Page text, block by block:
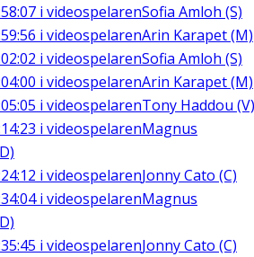
i videospelarenSofia Amloh (S)
i videospelarenArin Karapet (M)
i videospelarenSofia Amloh (S)
i videospelarenArin Karapet (M)
i videospelarenTony Haddou (V)
i videospelarenMagnus
i videospelarenJonny Cato (C)
i videospelarenMagnus
i videospelarenJonny Cato (C)